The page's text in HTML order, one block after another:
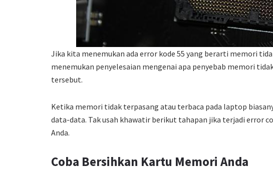
Jika kita menemukan ada error kode 55 yang berarti memori
menemukan penyelesaian mengenai apa penyebab memori
tersebut.
Ketika memori tidak terpasang atau terbaca pada laptop
data-data. Tak usah khawatir berikut tahapan jika terjadi error
Anda.
Coba Bersihkan Kartu Memori Anda